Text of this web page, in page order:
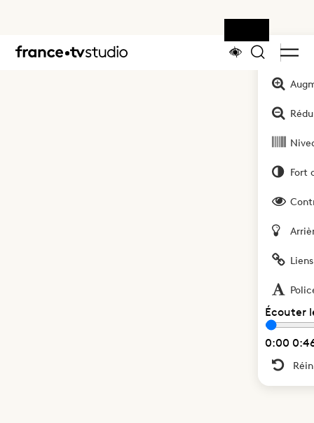
Fort
Écouter
0:00
Logo